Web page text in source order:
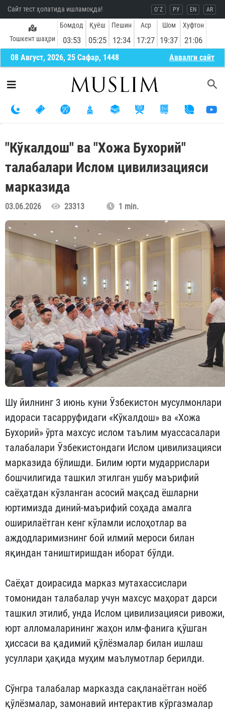
Сайт тест ҳолатида ишламоқда! O`Z РУ EN AR
Тошкент шаҳри
Бомдод
03:53
Қуёш
05:25
Пешин
12:34
Аср
17:27
Шом
19:37
Хуфтон
21:06
08 Август, 2026, 25 Сафар, 1448 Aввалги сайт
"Кўкалдош" ва "Хожа Бухорий"
талабалари Ислом цивилизацияси
марказида
03.06.2026 23313 1 min.
Шу йилнинг 3 июнь куни Ўзбекистон мусулмонлари
идораси тасарруфидаги «Кўкалдош» ва «Хожа
Бухорий» ўрта махсус ислом таълим муассасалари
талабалари Ўзбекистондаги Ислом цивилизацияси
марказида бўлишди. Билим юрти мударрислари
бошчилигида ташкил этилган ушбу маърифий
саёҳатдан кўзланган асосий мақсад ёшларни
юртимизда диний-маърифий соҳада амалга
оширилаётган кенг кўламли ислоҳотлар ва
аждодларимизнинг бой илмий мероси билан
яқиндан таништиришдан иборат бўлди.
Саёҳат доирасида марказ мутахассислари
томонидан талабалар учун махсус маҳорат дарси
ташкил этилиб, унда Ислом цивилизацияси ривожи,
юрт алломаларининг жаҳон илм-фанига қўшган
ҳиссаси ва қадимий қўлёзмалар билан ишлаш
усуллари ҳақида муҳим маълумотлар берилди.
Сўнгра талабалар марказда сақланаётган ноёб
қўлёзмалар, замонавий интерактив кўргазмалар